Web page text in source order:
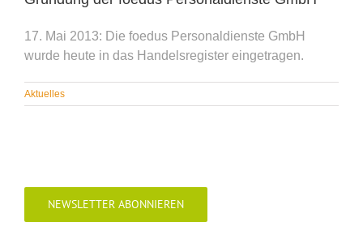
17. Mai 2013: Die foedus Personaldienste GmbH
wurde heute in das Handelsregister eingetragen.
Aktuelles
NEWSLETTER ABONNIEREN